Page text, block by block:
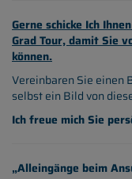
Gerne schicke Ich
Grad Tour, damit Sie
können.
Vereinbaren Sie einen
selbst ein Bild von
Ich freue mich Sie
„Alleingänge beim